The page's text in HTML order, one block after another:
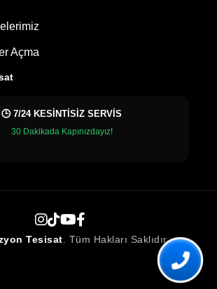
Açma
🕒 7/24 KESİNTİSİZ SERVİS
30 Dakikada Kapınızdayız!
Tesisat. Tüm Hakları Saklıdır.